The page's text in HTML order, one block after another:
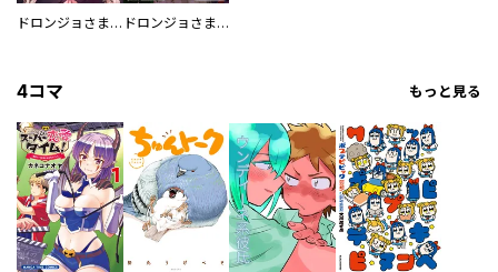
ドロンジョさまは転生しても悪役令嬢のままだった ドロンジョさまは転生しても悪役令嬢のままだった【分冊版】
4コマ もっと見る